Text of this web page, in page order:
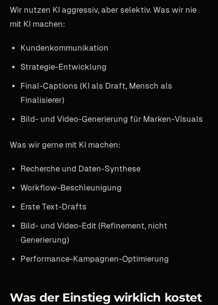
Wir nutzen KI aggressiv, aber selektiv. Was wir nie
mit KI machen:
Kundenkommunikation
Strategie-Entwicklung
Final-Captions (KI als Draft, Mensch als
Finalisierer)
Bild- und Video-Generierung für Marken-Visuals
Was wir gerne mit KI machen:
Recherche und Daten-Synthese
Workflow-Beschleunigung
Erste Text-Drafts
Bild- und Video-Edit (Refinement, nicht
Generierung)
Performance-Kampagnen-Optimierung
Was der Einstieg wirklich kostet